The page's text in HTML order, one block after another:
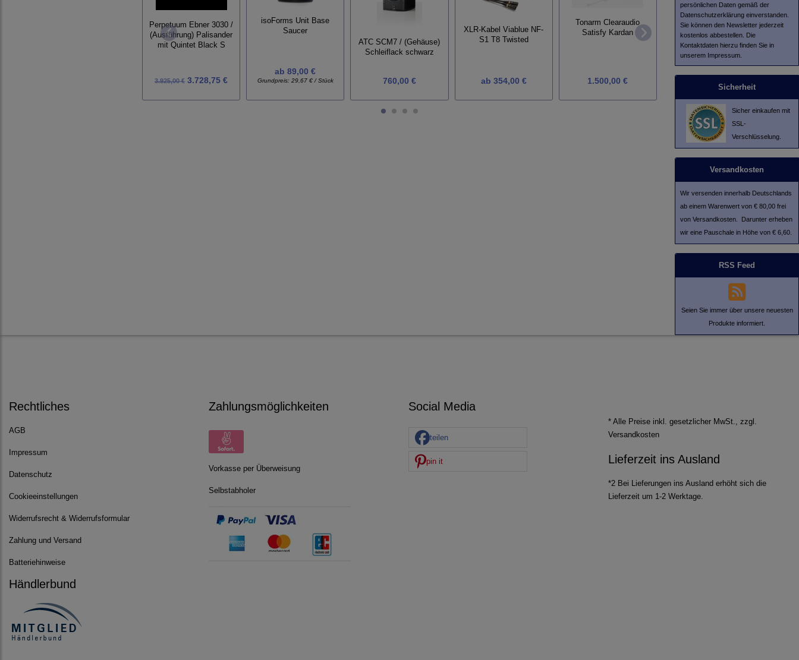
Perpetuum Ebner 3030 /
(Ausführung) Palisander
mit Quintet Black S
3.925,00 € 3.728,75 €
isoForms Unit Base
Saucer
ab 89,00 €
Grundpreis: 29,67 € / Stück
ATC SCM7 / (Gehäuse)
Schleiflack schwarz
760,00 €
XLR-Kabel Viablue NF-
S1 T8 Twisted
ab 354,00 €
Tonarm Clearaudio
Satisfy Kardan
1.500,00 €
Tonabnehmer van den
Hul MC One Special
persönlichen Daten gemäß der
Datenschutzerklärung einverstanden.
Sie können den Newsletter jederzeit
kostenlos abbestellen. Die
Kontaktdaten hierzu finden Sie in
unserem Impressum.
Sicherheit
Sicher einkaufen mit
SSL-
Verschlüsselung.
Versandkosten
Wir versenden innerhalb Deutschlands
ab einem Warenwert von € 80,00 frei
von Versandkosten. Darunter erheben
wir eine Pauschale in Höhe von € 6,60.
RSS Feed
Seien Sie immer über unsere neuesten
Produkte informiert.
Rechtliches
AGB
Impressum
Datenschutz
Cookieeinstellungen
Widerrufsrecht & Widerrufsformular
Zahlung und Versand
Batteriehinweise
Händlerbund
Zahlungsmöglichkeiten
Vorkasse per Überweisung
Selbstabholer
Social Media
teilen
pin it
* Alle Preise inkl. gesetzlicher MwSt., zzgl.
Versandkosten
Lieferzeit ins Ausland
*2 Bei Lieferungen ins Ausland erhöht sich die
Lieferzeit um 1-2 Werktage.